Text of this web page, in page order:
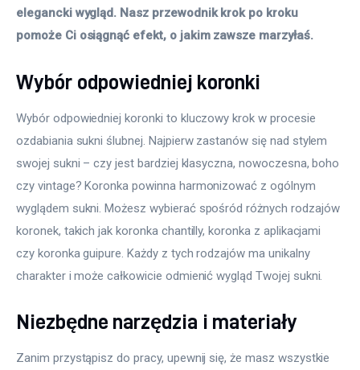
elegancki wygląd. Nasz przewodnik krok po kroku
pomoże Ci osiągnąć efekt, o jakim zawsze marzyłaś.
Wybór odpowiedniej koronki
Wybór odpowiedniej koronki to kluczowy krok w procesie
ozdabiania sukni ślubnej. Najpierw zastanów się nad stylem
swojej sukni – czy jest bardziej klasyczna, nowoczesna, boho
czy vintage? Koronka powinna harmonizować z ogólnym
wyglądem sukni. Możesz wybierać spośród różnych rodzajów
koronek, takich jak koronka chantilly, koronka z aplikacjami
czy koronka guipure. Każdy z tych rodzajów ma unikalny
charakter i może całkowicie odmienić wygląd Twojej sukni.
Niezbędne narzędzia i materiały
Zanim przystąpisz do pracy, upewnij się, że masz wszystkie